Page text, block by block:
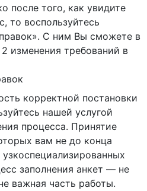
после того, как увидите
то воспользуйтесь
С ним Вы сможете в
изменения требований в
корректной постановки
нашей услугой
процесса. Принятие
вам не до конца
заполнения анкет — не
важная часть работы.